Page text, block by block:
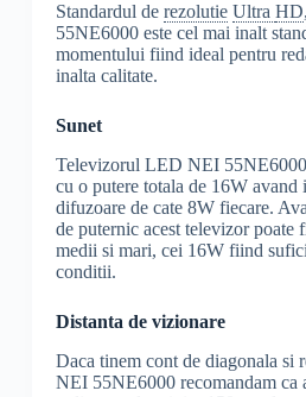
Standardul de rezolutie Ultra HD
55NE6000 este cel mai inalt
momentului fiind ideal pentru
inalta calitate.
Sunet
Televizorul LED NEI 55NE6000
cu o putere totala de 16W avand
difuzoare de cate 8W fiecare.
de puternic acest televizor poate
medii si mari, cei 16W fiind
conditii.
Distanta de vizionare
Daca tinem cont de diagonala si
NEI 55NE6000 recomandam ca